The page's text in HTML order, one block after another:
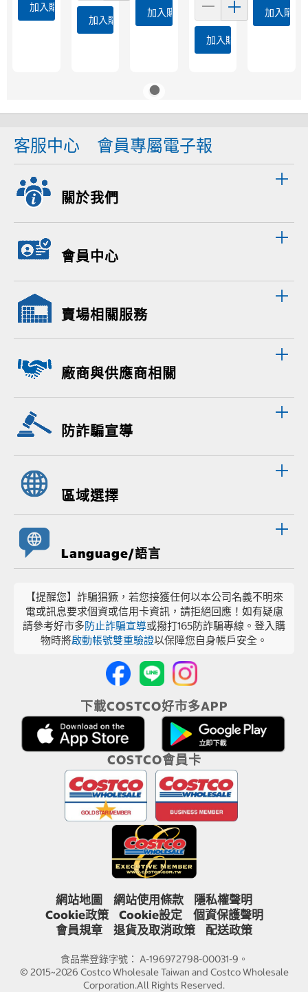
加入購物車
加入購物車
加入購物車
加入購物車
加入購物
客服中心 會員專屬電子報
關於我們
會員中心
賣場相關服務
廠商與供應商相關
防詐騙宣導
區域選擇
Language/語言
【提醒您】詐騙猖獗，若您接獲任何以本公司名義不明來
電或訊息要求個資或信用卡資訊，請拒絕回應！如有疑慮
請參考好市多防止詐騙宣導或撥打165防詐騙專線。登入購
物時將啟動帳號雙重驗證以保障您自身帳戶安全。
下載COSTCO好市多APP
COSTCO會員卡
網站地圖 網站使用條款
隱私權聲明
Cookie政策
Cookie設定
個資保護聲明
會員規章
退貨及取消政策 配送政策
食品業登錄字號： A-196972798-00031-9。
© 2015~2026 Costco Wholesale Taiwan and Costco Wholesale
Corporation.All Rights Reserved.